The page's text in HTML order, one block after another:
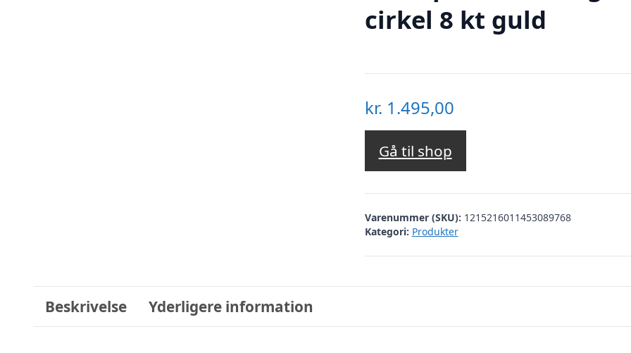
cirkel 8 kt guld
kr. 1.495,00
Gå til shop
Varenummer (SKU): 1215216011453089768
Kategori: Produkter
Beskrivelse Yderligere information